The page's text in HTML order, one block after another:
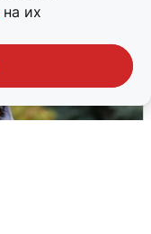
на их